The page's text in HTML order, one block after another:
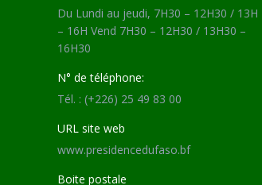
Du Lundi au jeudi, 7H30 – 12H30 / 13H
– 16H Vend 7H30 – 12H30 / 13H30 –
16H30
N° de téléphone:
Tél. : (+226) 25 49 83 00
URL site web
www.presidencedufaso.bf
Boite postale